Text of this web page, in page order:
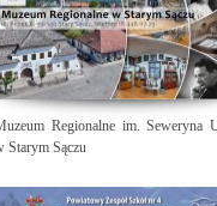
Regionalne im. Seweryna
Starym Sączu